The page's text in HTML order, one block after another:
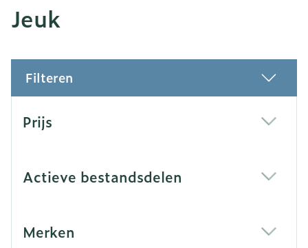
Jeuk
Filteren
Prijs
Actieve bestandsdelen
Merken